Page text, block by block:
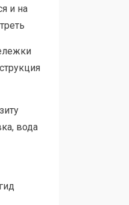
и на
вода